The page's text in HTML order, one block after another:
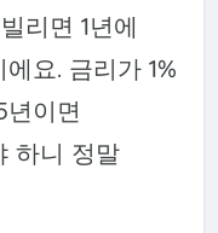
리면 1년에
요. 금리가 1%
년이면
하니 정말